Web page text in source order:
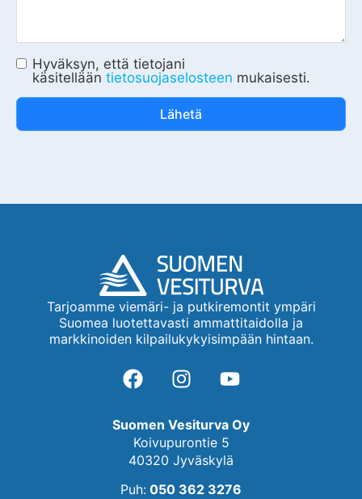
Hyväksyn, että tietojani
käsitellään tietosuojaselosteen mukaisesti.
Lähetä
Tarjoamme viemäri- ja putkiremontit ympäri
Suomea luotettavasti ammattitaidolla ja
markkinoiden kilpailukykyisimpään hintaan.
Suomen Vesiturva Oy
Koivupurontie 5
40320 Jyväskylä
Puh: 050 362 3276